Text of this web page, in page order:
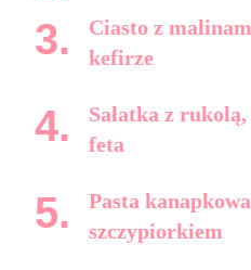
Ciasto z
kefirze
Sałatka z
feta
Pasta
szczypiorkiem